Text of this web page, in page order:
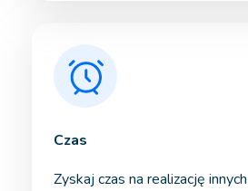
Czas
Zyskaj czas na realizację